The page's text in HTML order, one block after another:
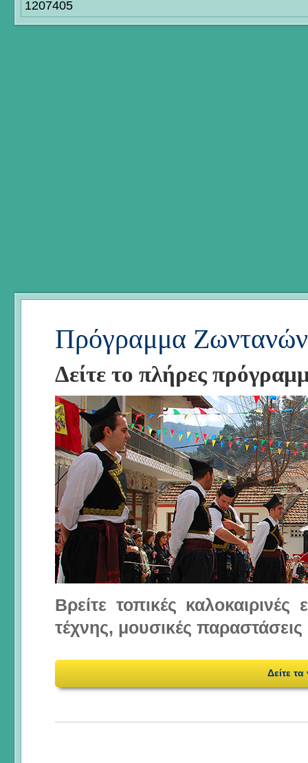
1207405
Πρόγραμμα
Δείτε το πλήρες
Βρείτε τοπικές
τέχνης, μουσικές
Δείτε